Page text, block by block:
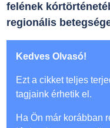
felének
regionális
Kedves Olvasó!
Ezt a cikket teljes
tagjaink érhetik el.
Ha Ön már korábban